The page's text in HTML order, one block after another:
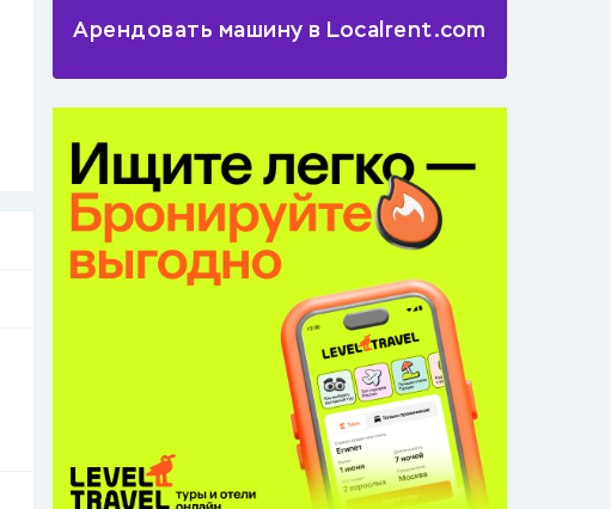
Арендовать машину в Localrent.com